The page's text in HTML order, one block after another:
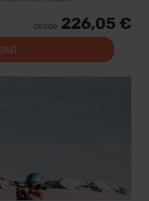
desde 226,05 €